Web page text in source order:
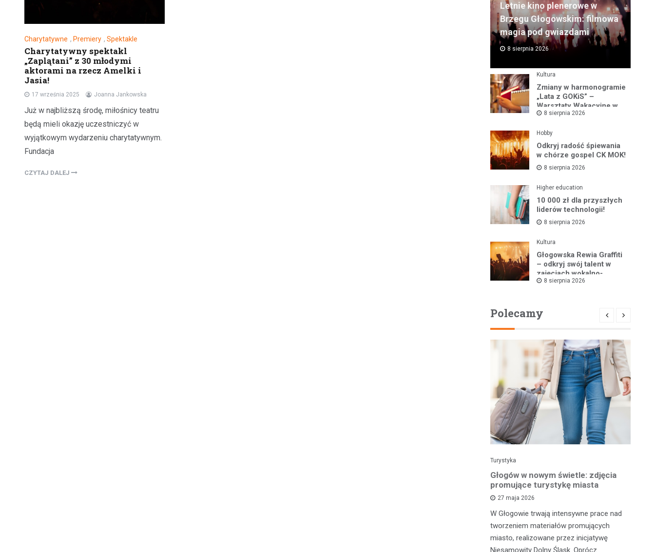
Charytatywne , Premiery , Spektakle
Charytatywny spektakl
„Zaplątani” z 30 młodymi
aktorami na rzecz Amelki i
Jasia!
17 września 2025 Joanna Jankowska
Już w najbliższą środę, miłośnicy teatru
będą mieli okazję uczestniczyć w
wyjątkowym wydarzeniu charytatywnym.
Fundacja
CZYTAJ DALEJ
Letnie kino plenerowe w
Brzegu Głogowskim: filmowa
magia pod gwiazdami
8 sierpnia 2026
Kultura
Zmiany w harmonogramie
„Lata z GOKiS” –
Warsztaty Wakacyjne w
Kotli8 sierpnia 2026
Hobby
Odkryj radość śpiewania
w chórze gospel CK MOK!
8 sierpnia 2026
Higher education
10 000 zł dla przyszłych
liderów technologii!
8 sierpnia 2026
Kultura
Głogowska Rewia Graffiti
– odkryj swój talent w
zajęciach wokalno-
tanecznych!
8 sierpnia 2026
Polecamy
Turystyka
Głogów w nowym świetle: zdjęcia
promujące turystykę miasta
27 maja 2026
W Głogowie trwają intensywne prace nad
tworzeniem materiałów promujących
miasto, realizowane przez inicjatywę
Niesamowity Dolny Śląsk. Oprócz